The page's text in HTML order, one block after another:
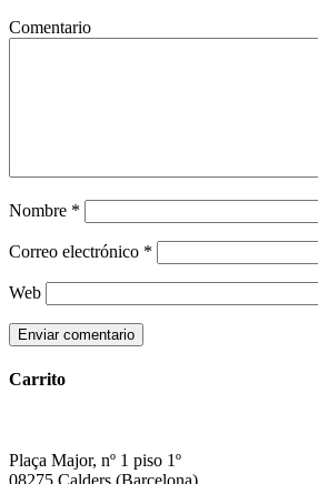
Comentario
Nombre *
Correo electrónico *
Web
Carrito
Plaça Major, nº 1 piso 1º